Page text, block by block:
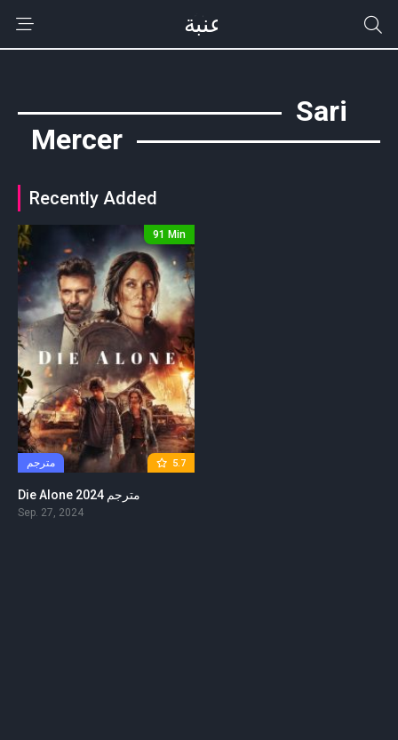
Sari
Mercer
Recently Added
5.7 مترجم
91 Min
Die Alone 2024 مترجم
Sep. 27, 2024